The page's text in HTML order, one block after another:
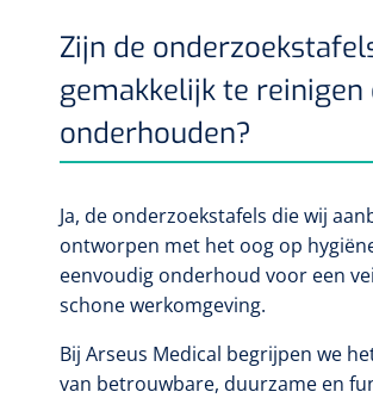
Zijn de
gemakkelijk te reinigen
onderhouden?
Ja, de onderzoekstafels die wij
ontworpen met het oog op
eenvoudig onderhoud voor een
schone werkomgeving.
Bij Arseus Medical begrijpen we
van betrouwbare, duurzame en